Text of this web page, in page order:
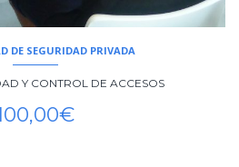
DE SEGURIDAD PRIVADA
Y CONTROL DE ACCESOS
€